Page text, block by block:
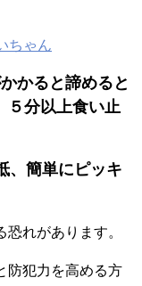
ちゃん
かると諦めると
５分以上食い止
、簡単にピッキ
れがあります。
防犯力を高める方